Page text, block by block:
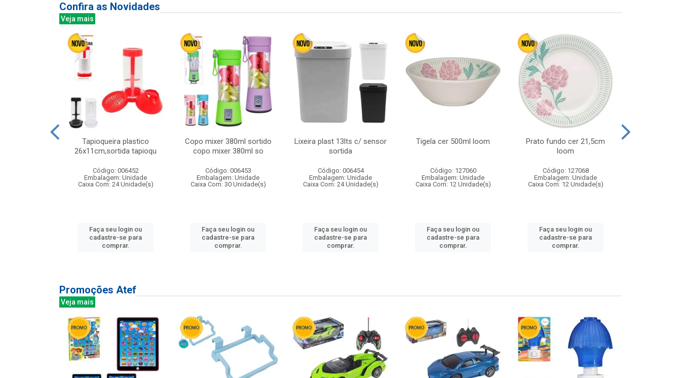
Confira as Novidades
Veja mais
Tapioqueira plastico
26x11cm,sortida tapioqu
Código: 006452
Embalagem: Unidade
Caixa Com: 24 Unidade(s)
Faça seu login ou
cadastre-se para
comprar.
Copo mixer 380ml sortido
copo mixer 380ml so
Código: 006453
Embalagem: Unidade
Caixa Com: 30 Unidade(s)
Faça seu login ou
cadastre-se para
comprar.
Lixeira plast 13lts c/ sensor
sortida
Código: 006454
Embalagem: Unidade
Caixa Com: 24 Unidade(s)
Faça seu login ou
cadastre-se para
comprar.
Tigela cer 500ml loom
Código: 127060
Embalagem: Unidade
Caixa Com: 12 Unidade(s)
Faça seu login ou
cadastre-se para
comprar.
Prato fundo cer 21,5cm
loom
Código: 127068
Embalagem: Unidade
Caixa Com: 12 Unidade(s)
Faça seu login ou
cadastre-se para
comprar.
Promoções Atef
Veja mais